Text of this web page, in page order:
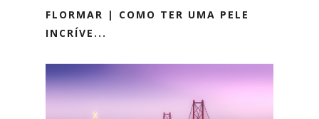
FLORMAR | COMO TER UMA PELE
INCRÍVE...